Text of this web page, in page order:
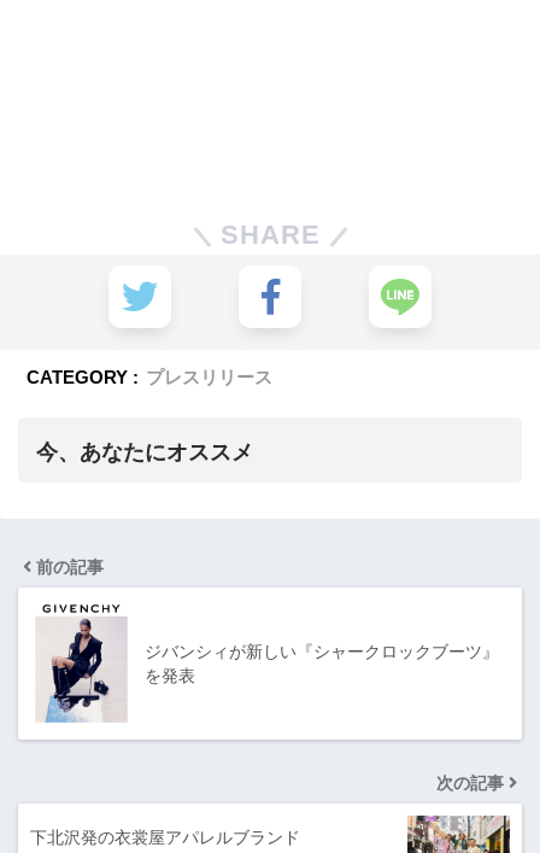
SHARE
CATEGORY : プレスリリース
今、あなたにオススメ
前の記事
ジバンシィが新しい『シャークロックブーツ』
を発表
次の記事
下北沢発の衣裳屋アパレルブランド